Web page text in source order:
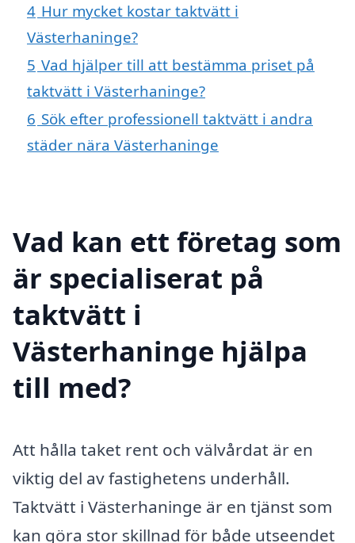
4 Hur mycket kostar taktvätt i
Västerhaninge?
5 Vad hjälper till att bestämma priset på
taktvätt i Västerhaninge?
6 Sök efter professionell taktvätt i andra
städer nära Västerhaninge
Vad kan ett företag som
är specialiserat på
taktvätt i
Västerhaninge hjälpa
till med?
Att hålla taket rent och välvårdat är en
viktig del av fastighetens underhåll.
Taktvätt i Västerhaninge är en tjänst som
kan göra stor skillnad för både utseendet